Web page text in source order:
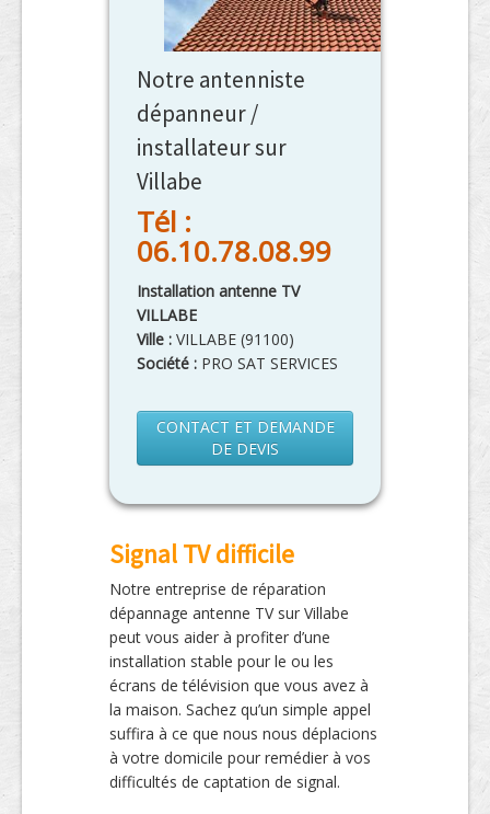
Notre antenniste
dépanneur /
installateur sur
Villabe
Tél :
06.10.78.08.99
Installation antenne TV
VILLABE
Ville : VILLABE (91100)
Société : PRO SAT SERVICES
CONTACT ET DEMANDE
DE DEVIS
Signal TV difficile
Notre entreprise de réparation
dépannage antenne TV sur Villabe
peut vous aider à profiter d’une
installation stable pour le ou les
écrans de télévision que vous avez à
la maison. Sachez qu’un simple appel
suffira à ce que nous nous déplacions
à votre domicile pour remédier à vos
difficultés de captation de signal.